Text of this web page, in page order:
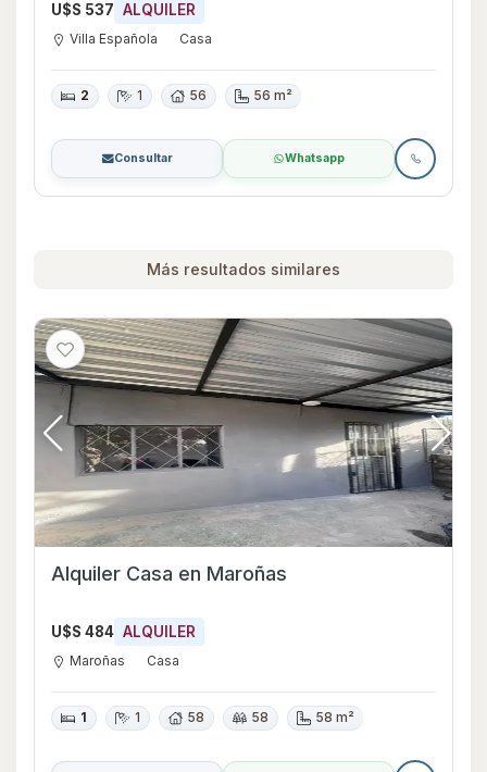
U$S 537 ALQUILER
Villa Española Casa
2 1 56 56 m²
Consultar Whatsapp
Más resultados similares
Alquiler Casa en Maroñas
U$S 484 ALQUILER
Maroñas Casa
1 1 58 58 58 m²